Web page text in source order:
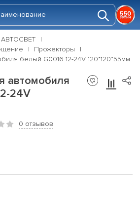
АВТОСВЕТ
Прожекторы
белый G0016 12-24V 120*120*55мм
автомобиля
24V
0 отзывов